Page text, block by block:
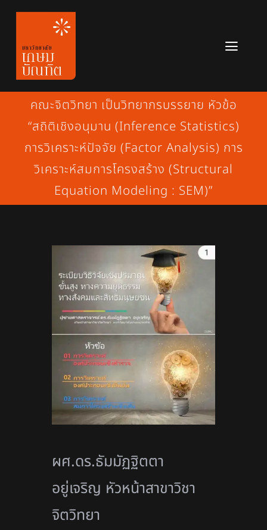
Skip
content
หลักสูตร
ข่าวสาร
เกี่ยวกับมหาวิทยาลัย
ติดต่อเรา
คณะจิตวิทยา เป็นวิทยากรบรรยาย หัวข้อ
“สถิติเชิงอนุมาน (Inference Statistics)
การวิเคราะห์ปัจจัย (Factor Analysis) การ
วิเคราะห์สมการโครงสร้าง (Structural
Equation Modeling : SEM)”
ผศ.ดร.ธัมมัฏฐิตตา
อยู่เจริญ หัวหน้าสาขาวิชา
จิตวิทยา